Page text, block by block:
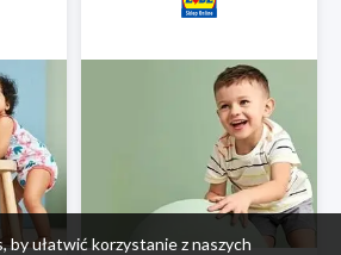
by ułatwić korzystanie z naszych